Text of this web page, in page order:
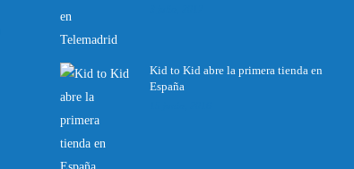
Kid to Kid abre la primera tienda en
España